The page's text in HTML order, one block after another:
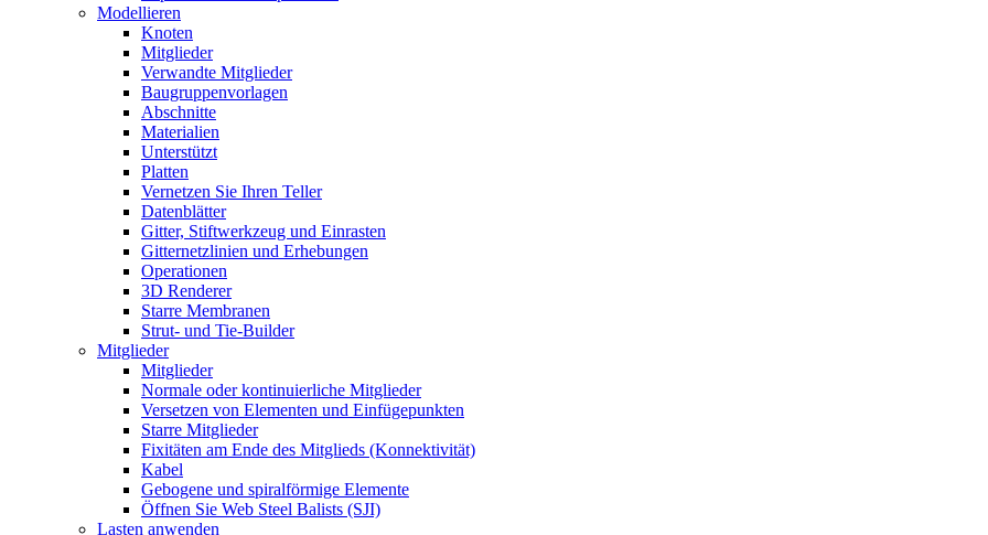
Modellieren
Knoten
Mitglieder
Verwandte Mitglieder
Baugruppenvorlagen
Abschnitte
Materialien
Unterstützt
Platten
Vernetzen Sie Ihren Teller
Datenblätter
Gitter, Stiftwerkzeug und Einrasten
Gitternetzlinien und Erhebungen
Operationen
3D Renderer
Starre Membranen
Strut- und Tie-Builder
Mitglieder
Mitglieder
Normale oder kontinuierliche Mitglieder
Versetzen von Elementen und Einfügepunkten
Starre Mitglieder
Fixitäten am Ende des Mitglieds (Konnektivität)
Kabel
Gebogene und spiralförmige Elemente
Öffnen Sie Web Steel Balists (SJI)
Lasten anwenden